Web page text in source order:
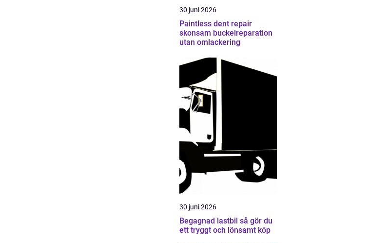
30 juni 2026
Paintless dent repair
skonsam buckelreparation
utan omlackering
30 juni 2026
Begagnad lastbil så gör du
ett tryggt och lönsamt köp